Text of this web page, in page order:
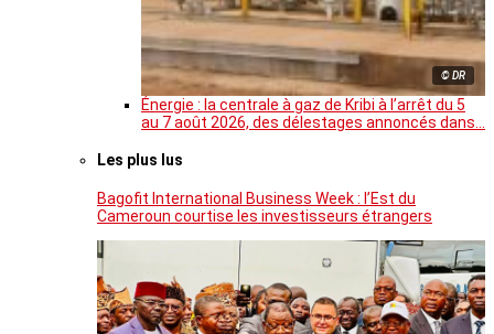
© DR
Énergie : la centrale à gaz de Kribi à l’arrêt du 5
au 7 août 2026, des délestages annoncés dans…
Les plus lus
Bagofit International Business Week : l’Est du
Cameroun courtise les investisseurs étrangers